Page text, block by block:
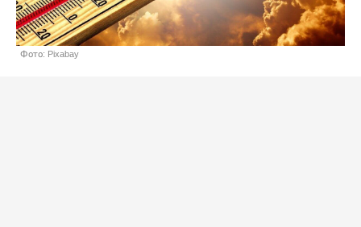
Фото: Pixabay